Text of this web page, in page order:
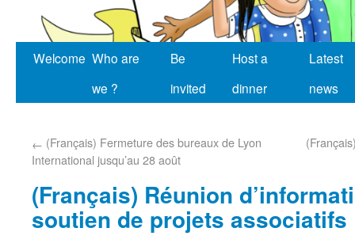
Welcome Who are
we ?
Be
invited
Host a
dinner
Latest
news
← (Français) Fermeture des bureaux de Lyon
International jusqu’au 28 août
(Français) Réunion
soutien de projets associatifs